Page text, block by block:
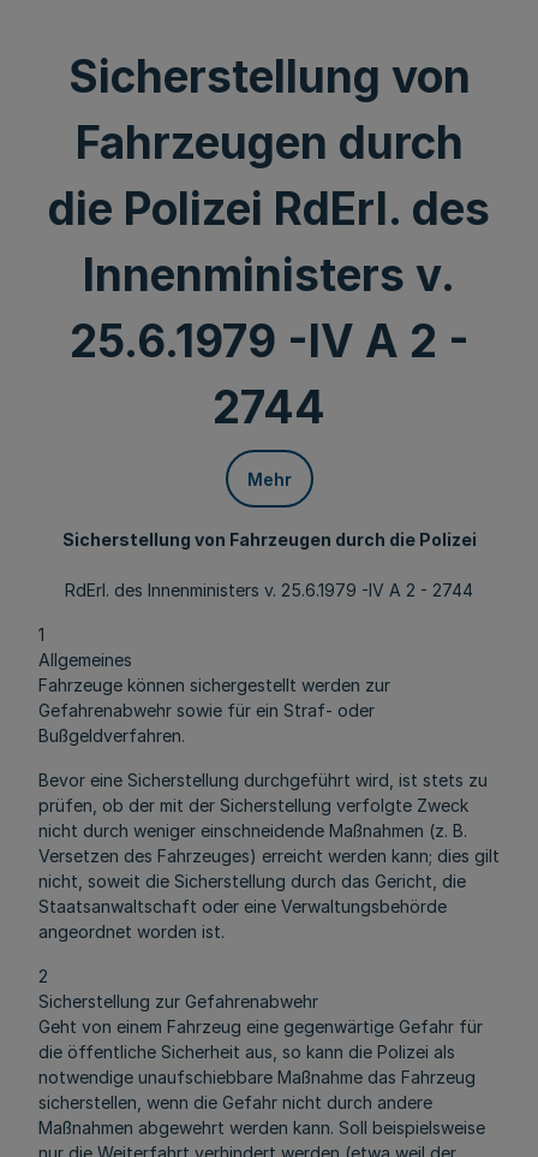
Sicherstellung von
Fahrzeugen durch
die Polizei RdErl. des
Innenministers v.
25.6.1979 -IV A 2 -
2744
Mehr
Sicherstellung von Fahrzeugen durch die Polizei
RdErl. des Innenministers v. 25.6.1979 -IV A 2 - 2744
1
Allgemeines
Fahrzeuge können sichergestellt werden zur
Gefahrenabwehr sowie für ein Straf- oder
Bußgeldverfahren.
Bevor eine Sicherstellung durchgeführt wird, ist stets zu
prüfen, ob der mit der Sicherstellung verfolgte Zweck
nicht durch weniger einschneidende Maßnahmen (z. B.
Versetzen des Fahrzeuges) erreicht werden kann; dies gilt
nicht, soweit die Sicherstellung durch das Gericht, die
Staatsanwaltschaft oder eine Verwaltungsbehörde
angeordnet worden ist.
2
Sicherstellung zur Gefahrenabwehr
Geht von einem Fahrzeug eine gegenwärtige Gefahr für
die öffentliche Sicherheit aus, so kann die Polizei als
notwendige unaufschiebbare Maßnahme das Fahrzeug
sicherstellen, wenn die Gefahr nicht durch andere
Maßnahmen abgewehrt werden kann. Soll beispielsweise
nur die Weiterfahrt verhindert werden (etwa weil der